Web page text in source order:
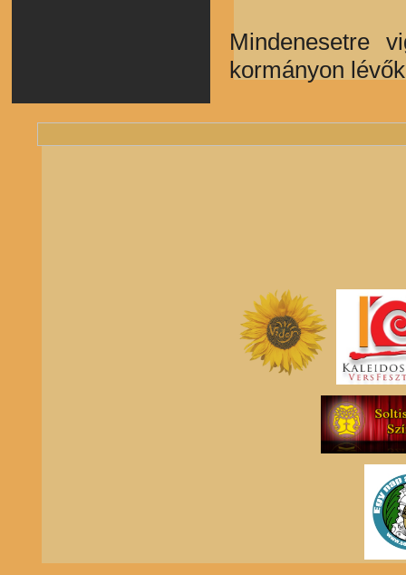
Mindenesetre
kormányon